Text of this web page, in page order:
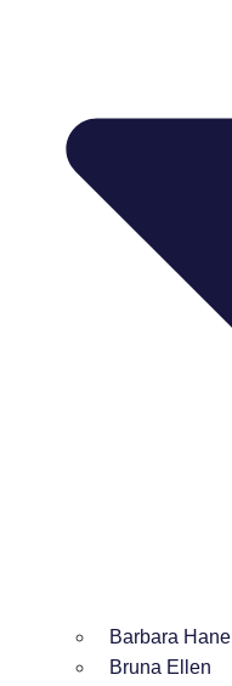
Barbara Hane
Bruna Ellen